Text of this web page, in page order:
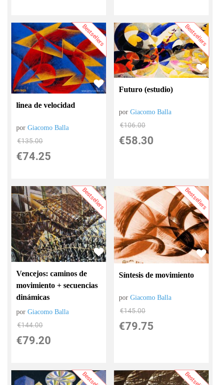
Bestsellers
linea de velocidad
porGiacomo Balla
€135.00
€74.25
Bestsellers
Futuro (estudio)
porGiacomo Balla
€106.00
€58.30
Bestsellers
Vencejos: caminos de
movimiento + secuencias
dinámicas
porGiacomo Balla
€144.00
€79.20
Bestsellers
Síntesis de movimiento
porGiacomo Balla
€145.00
€79.75